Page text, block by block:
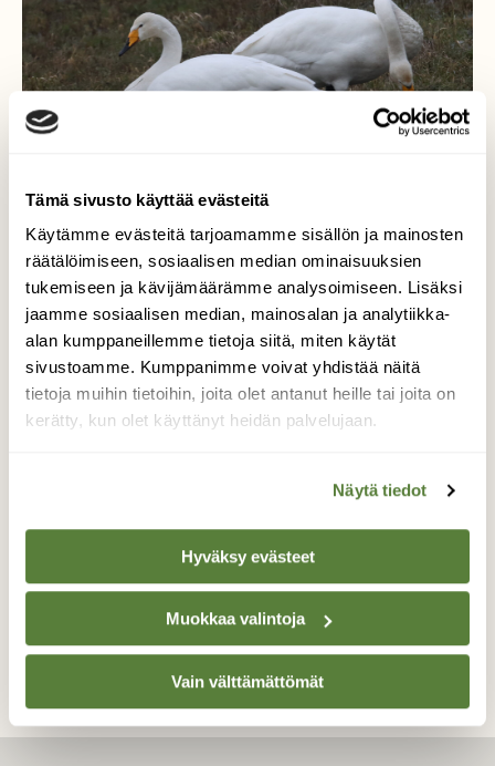
Tämä sivusto käyttää evästeitä
Käytämme evästeitä tarjoamamme sisällön ja mainosten
räätälöimiseen, sosiaalisen median ominaisuuksien
tukemiseen ja kävijämäärämme analysoimiseen. Lisäksi
jaamme sosiaalisen median, mainosalan ja analytiikka-
alan kumppaneillemme tietoja siitä, miten käytät
sivustoamme. Kumppanimme voivat yhdistää näitä
tietoja muihin tietoihin, joita olet antanut heille tai joita on
kerätty, kun olet käyttänyt heidän palvelujaan.
Näytä tiedot
Hyväksy evästeet
Muokkaa valintoja
Vain välttämättömät
Laulujoutsenet
maaliskuisella pellolla
Pellot alkavat olla sulia. Joutsenet ovat
Valokuvaaja: Irja Lehtinen, Vesilahti 15.3.2026
TAKAISIN LISTAAN